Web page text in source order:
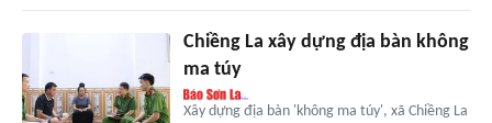
Chiềng La xây dựng địa bàn không
ma túy
Xây dựng địa bàn 'không ma túy', xã Chiềng La